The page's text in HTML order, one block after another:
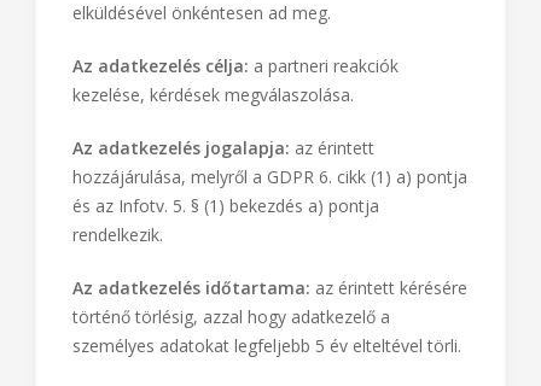
elküldésével önkéntesen ad meg.
Az adatkezelés célja: a partneri reakciók
kezelése, kérdések megválaszolása.
Az adatkezelés jogalapja: az érintett
hozzájárulása, melyről a GDPR 6. cikk (1) a) pontja
és az Infotv. 5. § (1) bekezdés a) pontja
rendelkezik.
Az adatkezelés időtartama: az érintett kérésére
történő törlésig, azzal hogy adatkezelő a
személyes adatokat legfeljebb 5 év elteltével törli.